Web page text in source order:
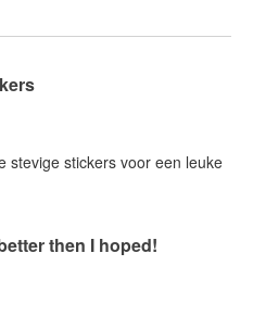
stevige stickers voor een leuke
then I hoped!